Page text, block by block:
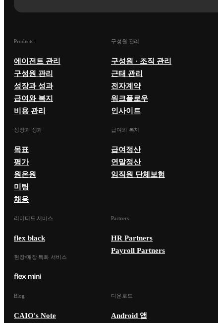
Products
에이전트 관리
구성원 관리
성장과 성과
급여와 복지
비용 관리
구성원 관리
구성원 · 조직 관리
근태 관리
전자계약
워크플로우
인사이트
성장과 성과
목표
평가
원온원
미팅
채용
급여와 복지
급여정산
연말정산
임직원 단체보험
리미티드 서비스
flex black
현장/매장 특화 서비스
Partners
HR Partners
Payroll Partners
Blog
CAIO's Note
다운로드
Android 앱